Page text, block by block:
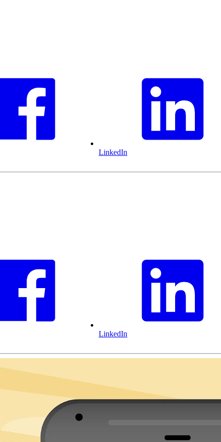
LinkedIn
LinkedIn